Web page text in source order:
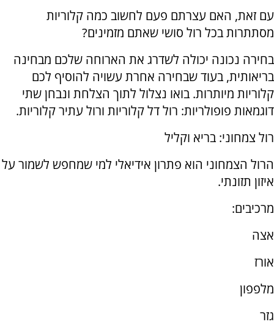
עם זאת, האם עצרתם פעם לחשוב כמה קלוריות
מסתתרות בכל רול סושי שאתם מזמינים?
בחירה נכונה יכולה לשדרג את הארוחה שלכם מבחינה
בריאותית, בעוד שבחירה אחרת עשויה להוסיף לכם
קלוריות מיותרות. בואו נצלול לתוך הצלחת ונבחן שתי
דוגמאות פופולריות: רול דל קלוריות ורול עתיר קלוריות.
רול צמחוני: בריא וקליל
הרול הצמחוני הוא פתרון אידיאלי למי שמחפש לשמור על
איזון תזונתי.
מרכיבים:
אצה
אורז
מלפפון
גזר